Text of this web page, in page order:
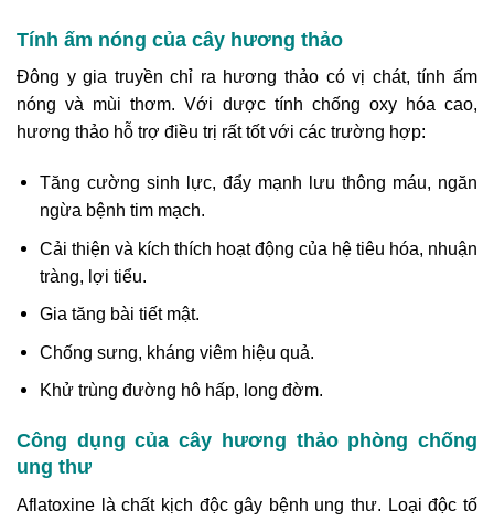
Tính ấm nóng của cây hương thảo
Đông y gia truyền chỉ ra hương thảo có vị chát, tính ấm
nóng và mùi thơm. Với dược tính chống oxy hóa cao,
hương thảo hỗ trợ điều trị rất tốt với các trường hợp:
Tăng cường sinh lực, đẩy mạnh lưu thông máu, ngăn
ngừa bệnh tim mạch.
Cải thiện và kích thích hoạt động của hệ tiêu hóa, nhuận
tràng, lợi tiểu.
Gia tăng bài tiết mật.
Chống sưng, kháng viêm hiệu quả.
Khử trùng đường hô hấp, long đờm.
Công dụng của cây hương thảo phòng chống
ung thư
Aflatoxine là chất kịch độc gây bệnh ung thư. Loại độc tố